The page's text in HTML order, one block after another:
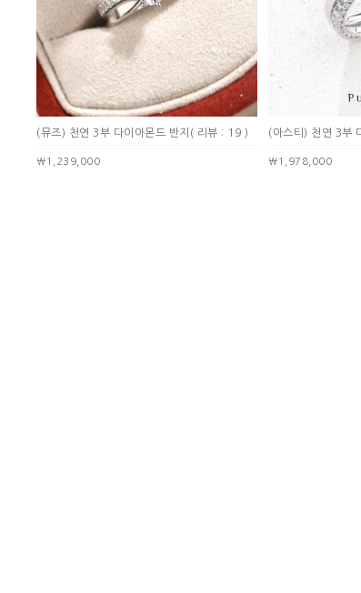
(뮤즈) 천연 3부 다이아몬드 반지 ( 리뷰 : 19 )
￦1,239,000
(아스티) 천연 3부
￦1,978,000